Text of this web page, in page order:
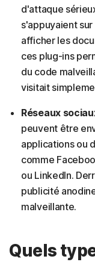
d'attaque
s'appuyaient
afficher les
ces plug-ins
du code
visitait
Réseaux
peuvent être
applications ou
comme
ou LinkedIn.
publicité
malveillante.
Quels